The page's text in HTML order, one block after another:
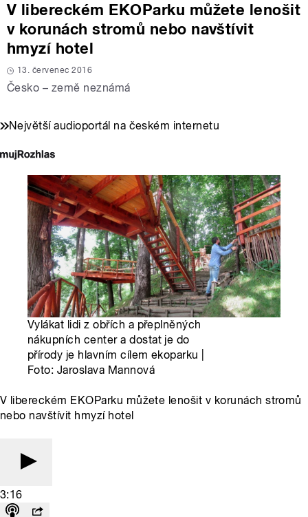
V libereckém EKOParku můžete lenošit
v korunách stromů nebo navštívit
hmyzí hotel
13. červenec 2016
Česko – země neznámá
Největší audioportál na českém internetu
Vylákat lidi z obřích a přeplněných
nákupních center a dostat je do
přírody je hlavním cílem ekoparku |
Foto: Jaroslava Mannová
V libereckém EKOParku můžete lenošit v korunách stromů
nebo navštívit hmyzí hotel
3:16